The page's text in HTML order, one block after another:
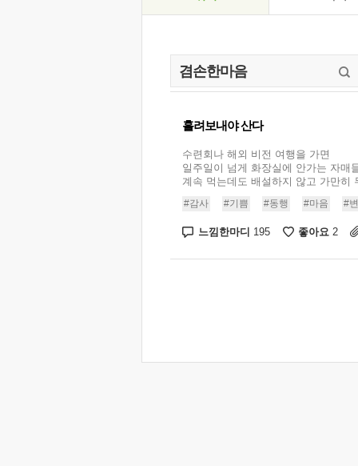
흘려보내야 산다
수련회나 해외 비전 여행을 가면
일주일이 넘게 화장실에 안가는 자매
계속 먹는데도 배설하지 않고 가만히
#감사 #기쁨 #동행 #마음 #
느낌한마디 195 좋아요 2